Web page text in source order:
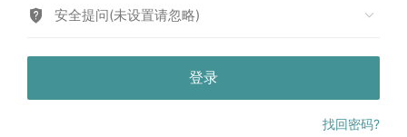
安全提问(未设置请忽略)
登录
找回密码?